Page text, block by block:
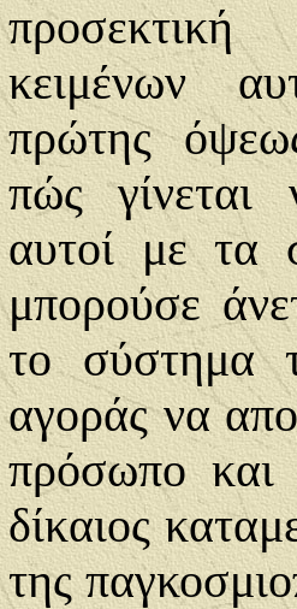
κειμένων
πρώτης
πώς γίνεται
αυτοί με τα
μπορούσε
το σύστημα
αγοράς να
πρόσωπο και
δίκαιος
της